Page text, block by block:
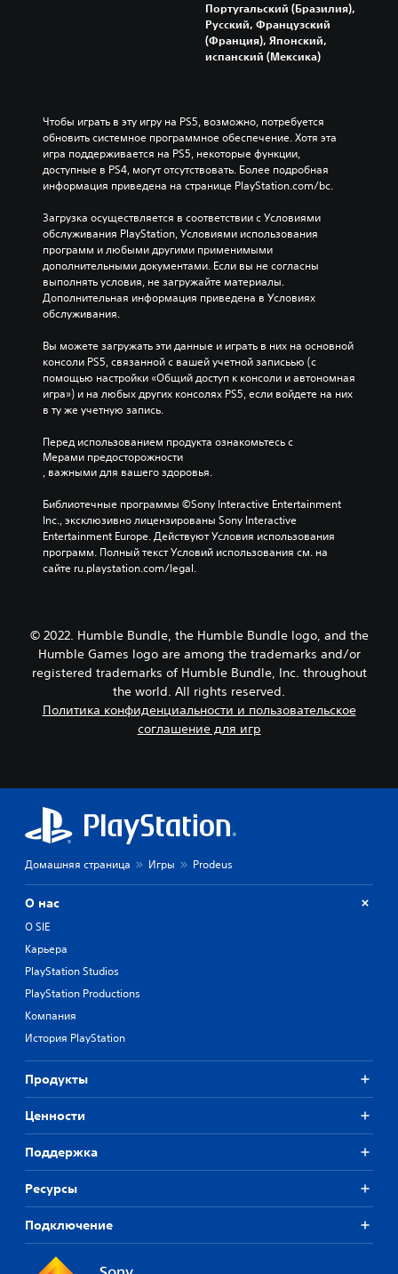
Португальский (Бразилия),
Русский, Французский
(Франция), Японский,
испанский (Мексика)
Чтобы играть в эту игру на PS5, возможно, потребуется
обновить системное программное обеспечение. Хотя эта
игра поддерживается на PS5, некоторые функции,
доступные в PS4, могут отсутствовать. Более подробная
информация приведена на странице PlayStation.com/bc.
Загрузка осуществляется в соответствии с Условиями
обслуживания PlayStation, Условиями использования
программ и любыми другими применимыми
дополнительными документами. Если вы не согласны
выполнять условия, не загружайте материалы.
Дополнительная информация приведена в Условиях
обслуживания.
Вы можете загружать эти данные и играть в них на основной
консоли PS5, связанной с вашей учетной записьью (с
помощью настройки «Общий доступ к консоли и автономная
игра») и на любых других консолях PS5, если войдете на них
в ту же учетную запись.
Перед использованием продукта ознакомьтесь с
Мерами предосторожности
, важными для вашего здоровья.
Библиотечные программы ©Sony Interactive Entertainment
Inc., эксклюзивно лицензированы Sony Interactive
Entertainment Europe. Действуют Условия использования
программ. Полный текст Условий использования см. на
сайте ru.playstation.com/legal.
© 2022. Humble Bundle, the Humble Bundle logo, and the
Humble Games logo are among the trademarks and/or
registered trademarks of Humble Bundle, Inc. throughout
the world. All rights reserved.
Политика конфиденциальности и пользовательское
соглашение для игр
Домашняя страница Игры Prodeus
О нас
О SIE
Карьера
PlayStation Studios
PlayStation Productions
Компания
История PlayStation
Продукты
Ценности
Поддержка
Ресурсы
Подключение